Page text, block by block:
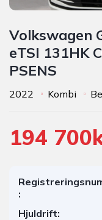
Volkswagen
eTSI 131HK
PSENS
2022 Kombi
194
:
Hjuldrift: